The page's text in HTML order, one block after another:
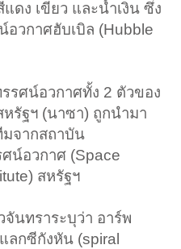
ดง เขียว และน้ำเงิน ซึ่ง
วกาศฮับเบิล (Hubble
รศน์อวกาศทั้ง 2 ตัวของ
รัฐฯ (นาซา) ถูกนำมา
จากสถาบัน
น์อวกาศ (Space
สหรัฐฯ
นทราระบุว่า อาร์พ
ลกซีกังหัน (spiral